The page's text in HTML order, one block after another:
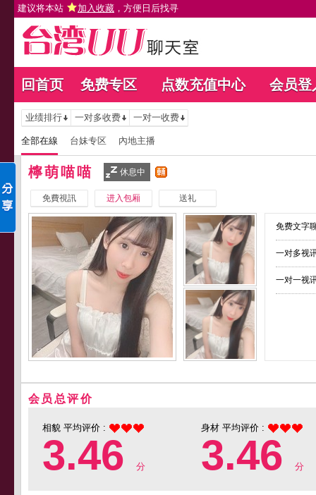
建议将本站 加入收藏 ，方便日后找寻
回首页 免费专区 点数充值中心 会员登
业绩排行 一对多收费 一对一收费
全部在線 台妹专区 內地主播
檸萌喵喵 休息中
免費視訊 进入包厢 送礼
免费文字
一对多视
一对一视
会员总评价
相貌 平均评价 :
3.46 分
身材 平均评价 :
3.46 分